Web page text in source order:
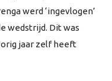
werd ‘ingevlogen’
wedstrijd. Dit was
jaar zelf heeft